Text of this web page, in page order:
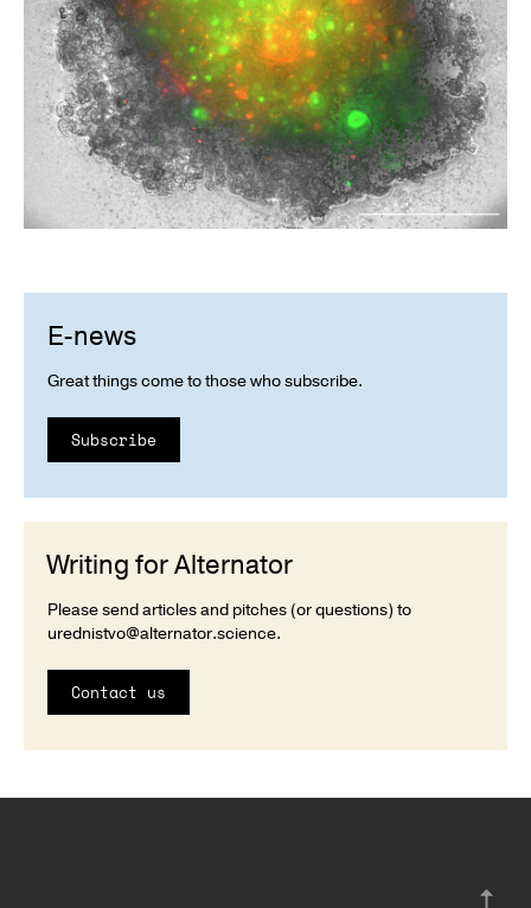
E-news
Great things come to those who subscribe.
Subscribe
Writing for Alternator
Please send articles and pitches (or questions) to
urednistvo@alternator.science.
Contact us